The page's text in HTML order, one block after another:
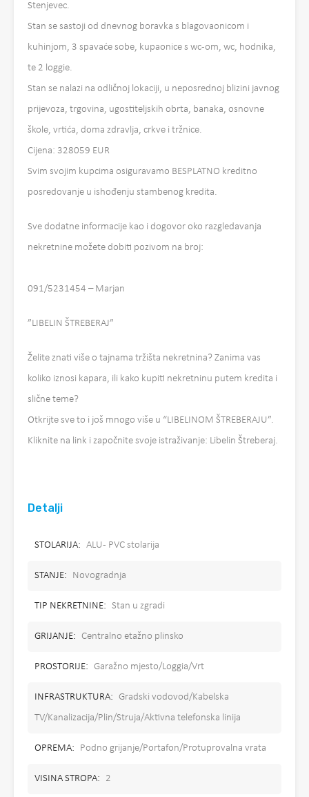
Stenjevec.
Stan se sastoji od dnevnog boravka s blagovaonicom i
kuhinjom, 3 spavaće sobe, kupaonice s wc-om, wc, hodnika,
te 2 loggie.
Stan se nalazi na odličnoj lokaciji, u neposrednoj blizini javnog
prijevoza, trgovina, ugostiteljskih obrta, banaka, osnovne
škole, vrtića, doma zdravlja, crkve i tržnice.
Cijena: 328059 EUR
Svim svojim kupcima osiguravamo BESPLATNO kreditno
posredovanje u ishođenju stambenog kredita.
Sve dodatne informacije kao i dogovor oko razgledavanja
nekretnine možete dobiti pozivom na broj:
091/5231454 – Marjan
”LIBELIN ŠTREBERAJ”
Želite znati više o tajnama tržišta nekretnina? Zanima vas
koliko iznosi kapara, ili kako kupiti nekretninu putem kredita i
slične teme?
Otkrijte sve to i još mnogo više u “LIBELINOM ŠTREBERAJU”.
Kliknite na link i započnite svoje istraživanje: Libelin Štreberaj.
Detalji
STOLARIJA: ALU - PVC stolarija
STANJE: Novogradnja
TIP NEKRETNINE: Stan u zgradi
GRIJANJE: Centralno etažno plinsko
PROSTORIJE: Garažno mjesto/Loggia/Vrt
INFRASTRUKTURA: Gradski vodovod/Kabelska
TV/Kanalizacija/Plin/Struja/Aktivna telefonska linija
OPREMA: Podno grijanje/Portafon/Protuprovalna vrata
VISINA STROPA: 2